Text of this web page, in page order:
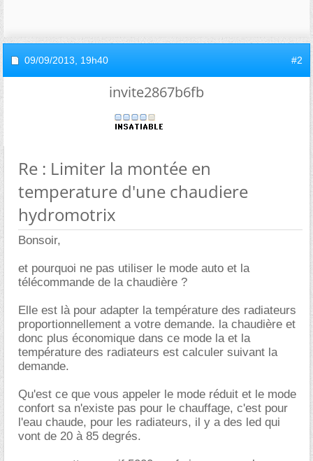
09/09/2013, 19h40 #2
invite2867b6fb
Re : Limiter la montée en
temperature d'une chaudiere
hydromotrix
Bonsoir,
et pourquoi ne pas utiliser le mode auto et la
télécommande de la chaudière ?
Elle est là pour adapter la température des radiateurs
proportionnellement a votre demande. la chaudière et
donc plus économique dans ce mode la et la
température des radiateurs est calculer suivant la
demande.
Qu'est ce que vous appeler le mode réduit et le mode
confort sa n'existe pas pour le chauffage, c'est pour
l'eau chaude, pour les radiateurs, il y a des led qui
vont de 20 à 85 degrés.